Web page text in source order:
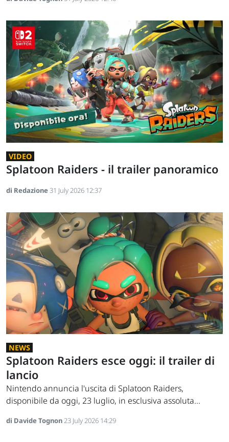
VIDEO
Splatoon Raiders - il trailer panoramico
di Redazione 31 July 2026 12:37
NEWS
Splatoon Raiders esce oggi: il trailer di
lancio
Nintendo annuncia l'uscita di Splatoon Raiders,
disponibile da oggi, 23 luglio, in esclusiva assoluta...
di Davide Tognon23 July 2026 14:29